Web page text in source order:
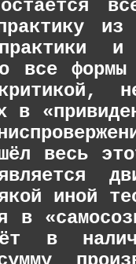
все
в
весь
иной
в
в